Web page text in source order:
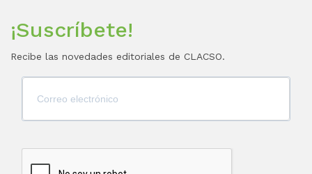
¡Suscríbete!
Recibe las novedades editoriales de CLACSO.